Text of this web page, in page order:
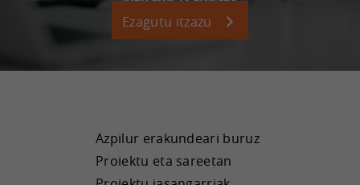
Ezagutu itzazu
Azpilur erakundeari buruz
Proiektu eta sareetan